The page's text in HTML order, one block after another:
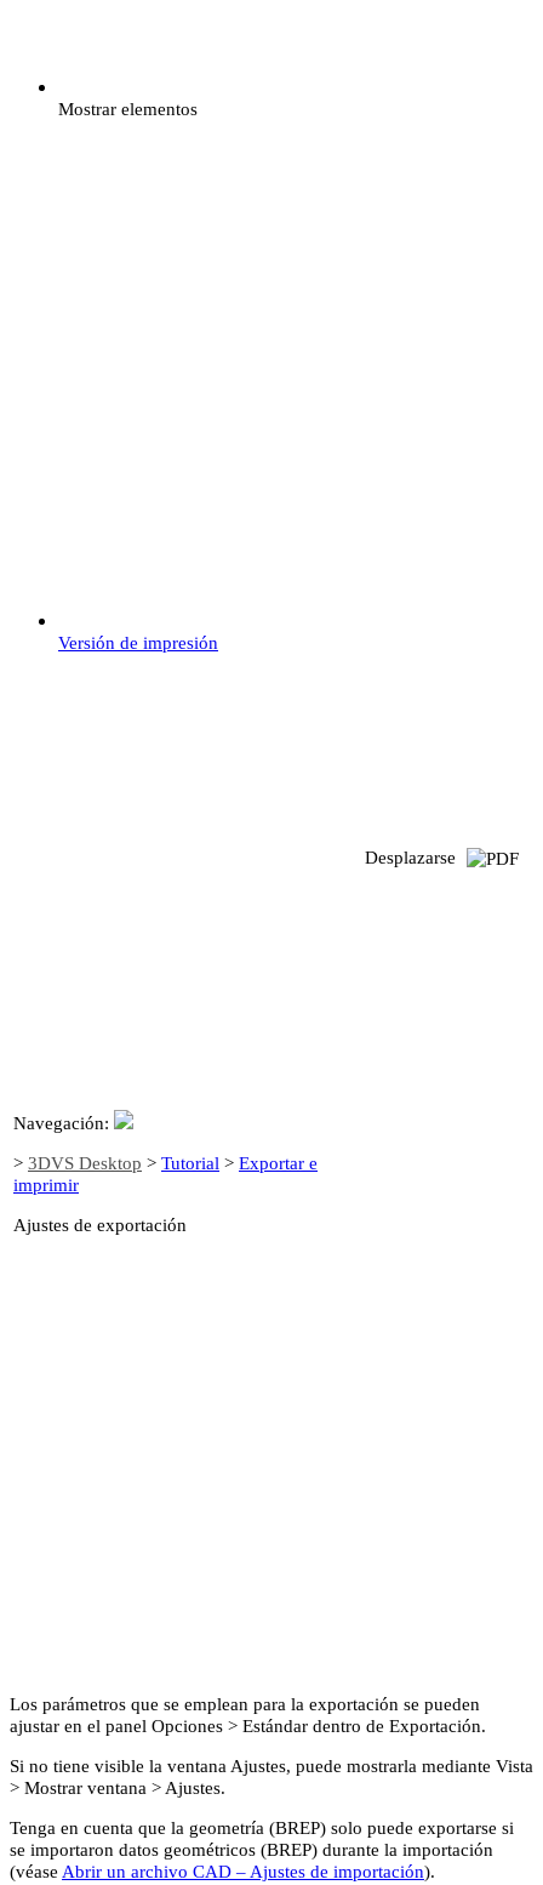
Mostrar elementos
Versión de impresión
Navegación:
> 3DVS Desktop > Tutorial > Exportar e
imprimir
Ajustes de exportación
Desplazarse
Los parámetros que se emplean para la exportación se pueden
ajustar en el panel Opciones > Estándar dentro de Exportación.
Si no tiene visible la ventana Ajustes, puede mostrarla mediante Vista
> Mostrar ventana > Ajustes.
Tenga en cuenta que la geometría (BREP) solo puede exportarse si
se importaron datos geométricos (BREP) durante la importación
(véase Abrir un archivo CAD – Ajustes de importación).